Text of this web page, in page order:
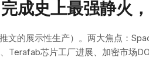
成史上最强静火
文的展示性生产）。两大焦点：
芯片工厂进展、加密市场